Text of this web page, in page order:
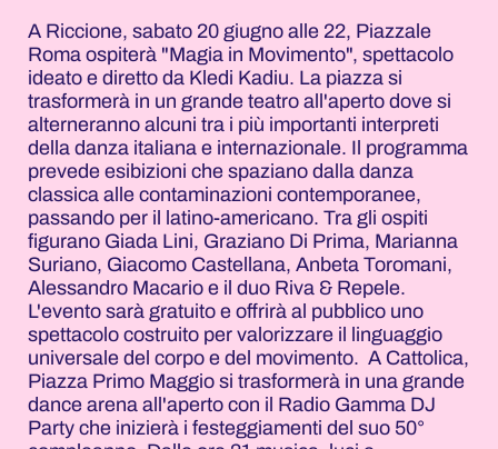
A Riccione, sabato 20 giugno alle 22, Piazzale
Roma ospiterà "Magia in Movimento", spettacolo
ideato e diretto da Kledi Kadiu. La piazza si
trasformerà in un grande teatro all'aperto dove si
alterneranno alcuni tra i più importanti interpreti
della danza italiana e internazionale. Il programma
prevede esibizioni che spaziano dalla danza
classica alle contaminazioni contemporanee,
passando per il latino-americano. Tra gli ospiti
figurano Giada Lini, Graziano Di Prima, Marianna
Suriano, Giacomo Castellana, Anbeta Toromani,
Alessandro Macario e il duo Riva & Repele.
L'evento sarà gratuito e offrirà al pubblico uno
spettacolo costruito per valorizzare il linguaggio
universale del corpo e del movimento. A Cattolica,
Piazza Primo Maggio si trasformerà in una grande
dance arena all'aperto con il Radio Gamma DJ
Party che inizierà i festeggiamenti del suo 50°